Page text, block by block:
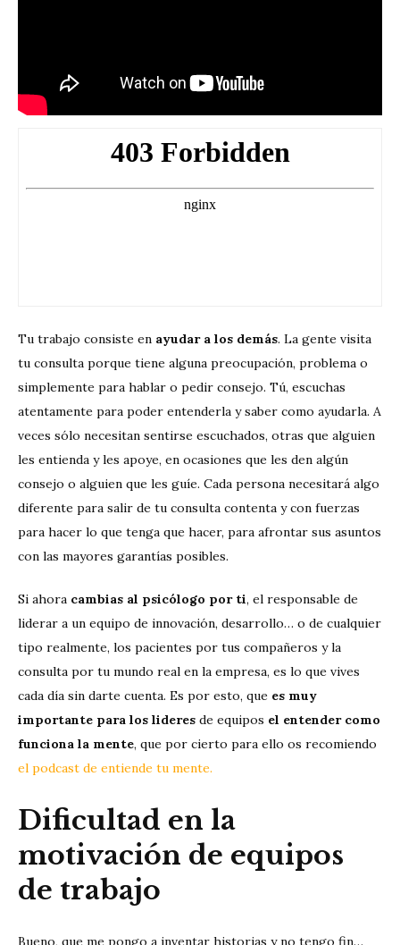
Tu trabajo consiste en ayudar a los demás. La gente visita
tu consulta porque tiene alguna preocupación, problema o
simplemente para hablar o pedir consejo. Tú, escuchas
atentamente para poder entenderla y saber como ayudarla. A
veces sólo necesitan sentirse escuchados, otras que alguien
les entienda y les apoye, en ocasiones que les den algún
consejo o alguien que les guíe. Cada persona necesitará algo
diferente para salir de tu consulta contenta y con fuerzas
para hacer lo que tenga que hacer, para afrontar sus asuntos
con las mayores garantías posibles.
Si ahora cambias al psicólogo por ti, el responsable de
liderar a un equipo de innovación, desarrollo… o de cualquier
tipo realmente, los pacientes por tus compañeros y la
consulta por tu mundo real en la empresa, es lo que vives
cada día sin darte cuenta. Es por esto, que es muy
importante para los lideres de equipos el entender como
funciona la mente, que por cierto para ello os recomiendo
el podcast de entiende tu mente.
Dificultad en la
motivación de equipos
de trabajo
Bueno, que me pongo a inventar historias y no tengo fin…